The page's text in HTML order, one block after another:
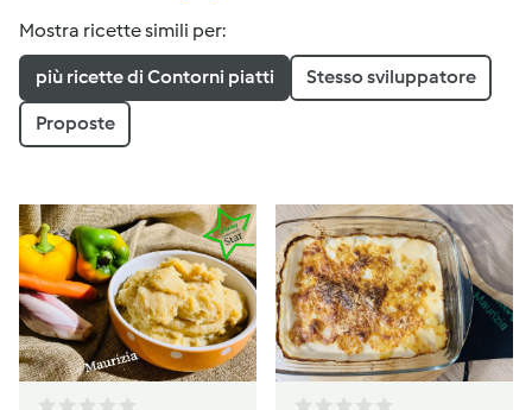
Mostra ricette simili per:
più ricette di Contorni piatti Stesso sviluppatore
Proposte